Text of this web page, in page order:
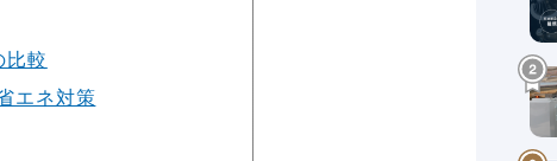
比較
エネ対策